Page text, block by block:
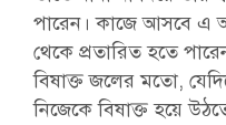
পারেন। কাজে আসবে এ
থেকে প্রতারিত হতে
বিষাক্ত জলের মতো,
নিজেকে বিষাক্ত হয়ে